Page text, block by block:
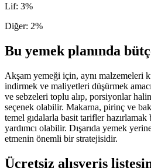
Lif: 3%
Diğer: 2%
Bu yemek planında
Akşam yemeği için, aynı malzemeleri
indirmek ve maliyetleri düşürmek
ve sebzeleri toplu alıp, porsiyonlar
seçenek olabilir. Makarna, pirinç ve
temel gıdalarla basit tarifler hazırlamak
yardımcı olabilir. Dışarıda yemek
etmenin önemli bir stratejisidir.
Ücretsiz alışveriş